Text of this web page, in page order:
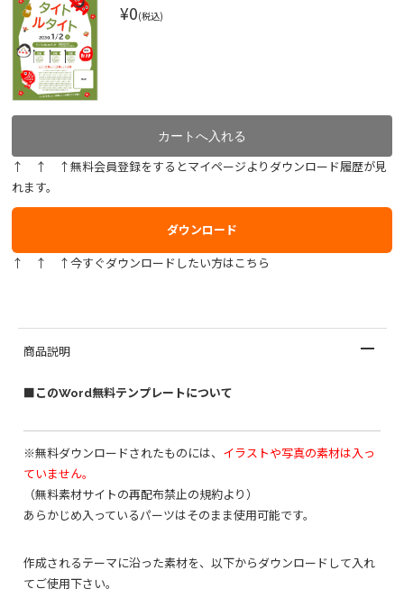
¥0(税込)
↑ ↑ ↑無料会員登録をするとマイページよりダウンロード履歴が見
れます。
ダウンロード
↑ ↑ ↑今すぐダウンロードしたい方はこちら
商品説明
■このWord無料テンプレートについて
※無料ダウンロードされたものには、 イラストや写真の素材は入っ
ていません。
（無料素材サイトの再配布禁止の規約より）
あらかじめ入っているパーツはそのまま使用可能です。
作成されるテーマに沿った素材を、以下からダウンロードして入れ
てご使用下さい。